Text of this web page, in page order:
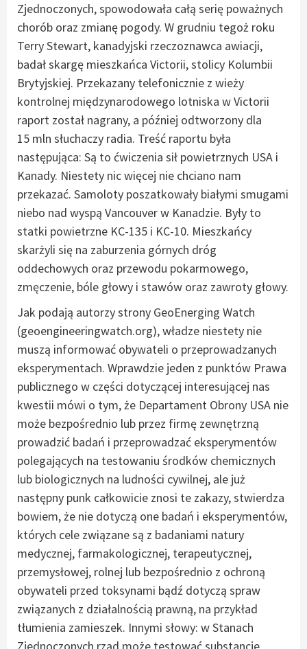
Zjednoczonych, spowodowała całą serię poważnych
chorób oraz zmianę pogody. W grudniu tegoż roku
Terry Stewart, kanadyjski rzeczoznawca awiacji,
badał skargę mieszkańca Victorii, stolicy Kolumbii
Brytyjskiej. Przekazany telefonicznie z wieży
kontrolnej międzynarodowego lotniska w Victorii
raport został nagrany, a później odtworzony dla
15 mln słuchaczy radia. Treść raportu była
następująca: Są to ćwiczenia sił powietrznych USA i
Kanady. Niestety nic więcej nie chciano nam
przekazać. Samoloty poszatkowały białymi smugami
niebo nad wyspą Vancouver w Kanadzie. Były to
statki powietrzne KC-135 i KC-10. Mieszkańcy
skarżyli się na zaburzenia górnych dróg
oddechowych oraz przewodu pokarmowego,
zmęczenie, bóle głowy i stawów oraz zawroty głowy.
Jak podają autorzy strony GeoEnerging Watch
(geoengineeringwatch.org), władze niestety nie
muszą informować obywateli o przeprowadzanych
eksperymentach. Wprawdzie jeden z punktów Prawa
publicznego w części dotyczącej interesującej nas
kwestii mówi o tym, że Departament Obrony USA nie
może bezpośrednio lub przez firmę zewnętrzną
prowadzić badań i przeprowadzać eksperymentów
polegających na testowaniu środków chemicznych
lub biologicznych na ludności cywilnej, ale już
następny punk całkowicie znosi te zakazy, stwierdza
bowiem, że nie dotyczą one badań i eksperymentów,
których cele związane są z badaniami natury
medycznej, farmakologicznej, terapeutycznej,
przemysłowej, rolnej lub bezpośrednio z ochroną
obywateli przed toksynami bądź dotyczą spraw
związanych z działalnością prawną, na przykład
tłumienia zamieszek. Innymi słowy: w Stanach